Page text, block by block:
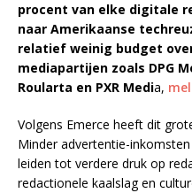
procent van elke digitale
naar Amerikaanse
relatief weinig budget
mediapartijen zoals DPG
Roularta en PXR Media,
Volgens Emerce heeft dit
Minder advertentie-
leiden tot verdere druk op
redactionele kaalslag en